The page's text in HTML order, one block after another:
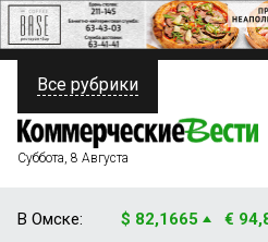
ПОЛИТИКА
ФИНАНСЫ
Все рубрики
Суббота, 8 Августа
В Омске: $ 82,1665 €